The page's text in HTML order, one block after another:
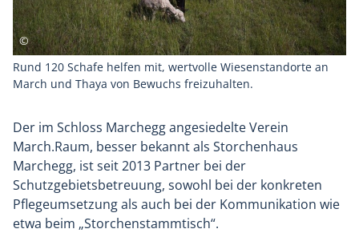
Rund 120 Schafe helfen mit, wertvolle Wiesenstandorte an
March und Thaya von Bewuchs freizuhalten.
Der im Schloss Marchegg angesiedelte Verein
March.Raum, besser bekannt als Storchenhaus
Marchegg, ist seit 2013 Partner bei der
Schutzgebietsbetreuung, sowohl bei der konkreten
Pflegeumsetzung als auch bei der Kommunikation wie
etwa beim „Storchenstammtisch“.